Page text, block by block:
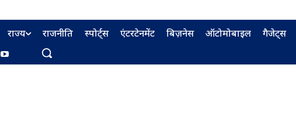
राज्य राजनीति स्पोर्ट्स एंटरटेनमेंट बिज़नेस ऑटोमोबाइल गैजेट्स